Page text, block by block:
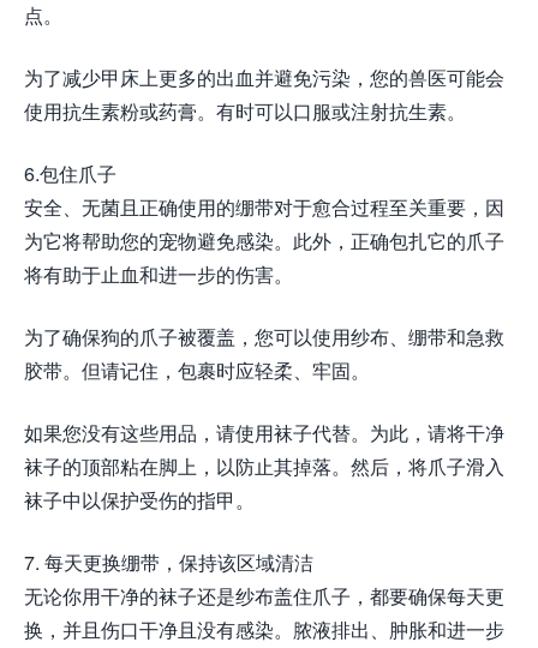
点。
为了减少甲床上更多的出血并避免污染，您的兽医可能会
使用抗生素粉或药膏。有时可以口服或注射抗生素。
6.包住爪子
安全、无菌且正确使用的绷带对于愈合过程至关重要，因
为它将帮助您的宠物避免感染。此外，正确包扎它的爪子
将有助于止血和进一步的伤害。
为了确保狗的爪子被覆盖，您可以使用纱布、绷带和急救
胶带。但请记住，包裹时应轻柔、牢固。
如果您没有这些用品，请使用袜子代替。为此，请将干净
袜子的顶部粘在脚上，以防止其掉落。然后，将爪子滑入
袜子中以保护受伤的指甲。
7. 每天更换绷带，保持该区域清洁
无论你用干净的袜子还是纱布盖住爪子，都要确保每天更
换，并且伤口干净且没有感染。脓液排出、肿胀和进一步